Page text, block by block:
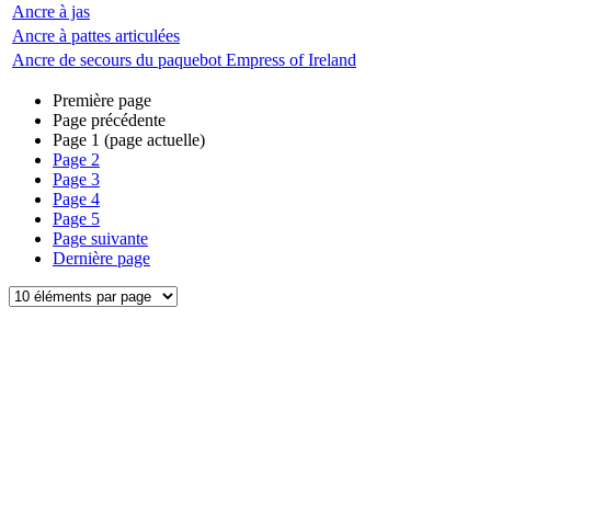
Ancre à jas
Ancre à pattes articulées
Ancre de secours du paquebot Empress of Ireland
Première page
Page précédente
Page 1 (page actuelle)
Page 2
Page 3
Page 4
Page 5
Page suivante
Dernière page